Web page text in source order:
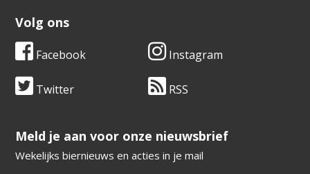
Volg ons
Facebook Instagram
Twitter RSS
​​​​​​​Meld je aan voor onze nieuwsbrief
Wekelijks biernieuws en acties in je mail